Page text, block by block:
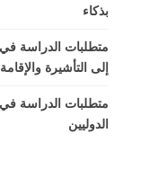
بذكاء
إلى التأشيرة والإقامة
الدوليين